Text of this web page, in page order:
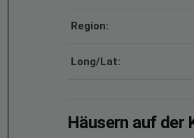
Region:
Long/Lat:
Häusern auf der